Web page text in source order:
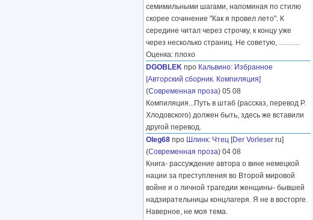
семимильными шагами, напоминая по стилю
скорее сочинение "Как я провел лето". К
середине читал через строчку, к концу уже
через несколько страниц. Не советую, ………
Оценка: плохо
DGOBLEK про Кальвино: Избранное
[Авторский сборник. Компиляция]
(Современная проза) 05 08
Компиляция...Путь в штаб (рассказ, перевод Р.
Хлодовского) должен быть, здесь же вставили
другой перевод.
Oleg68 про Шлинк: Чтец [Der Vorleser ru]
(Современная проза) 04 08
Книга- рассуждение автора о вине немецкой
нации за преступления во Второй мировой
войне и о личной трагедии женщины- бывшей
надзирательницы концлагеря. Я не в восторге.
Наверное, не моя тема.